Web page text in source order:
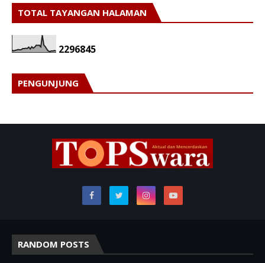
TOTAL TAYANGAN HALAMAN
2296845
PENGUNJUNG
RANDOM POSTS